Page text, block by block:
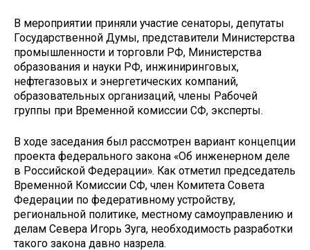
В мероприятии приняли участие сенаторы, депутаты
Государственной Думы, представители Министерства
промышленности и торговли РФ, Министерства
образования и науки РФ, инжиниринговых,
нефтегазовых и энергетических компаний,
образовательных организаций, члены Рабочей
группы при Временной комиссии СФ, эксперты.
В ходе заседания был рассмотрен вариант концепции
проекта федерального закона «Об инженерном деле
в Российской Федерации». Как отметил председатель
Временной Комиссии СФ, член Комитета Совета
Федерации по федеративному устройству,
региональной политике, местному самоуправлению и
делам Севера Игорь Зуга, необходимость разработки
такого закона давно назрела.